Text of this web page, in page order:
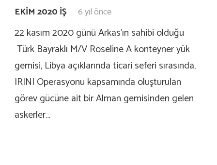
EKIM 2020 İŞ 6 yıl önce
22 kasım 2020 günü Arkas’ın sahibi olduğu
Türk Bayraklı M/V Roseline A konteyner yük
gemisi, Libya açıklarında ticari seferi sırasında,
IRINI Operasyonu kapsamında oluşturulan
görev gücüne ait bir Alman gemisinden gelen
askerler…